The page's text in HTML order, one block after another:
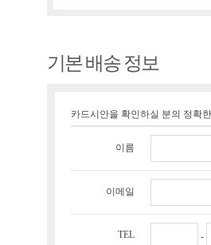
기본 배송 정보
카드시안을 확인하실 분의 정확
이름
이메일
TEL -